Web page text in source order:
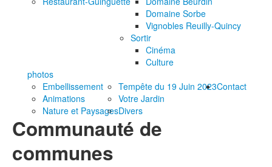
Domaine Sorbe
Vignobles Reuilly-Quincy
Sortir
Cinéma
Culture
photos
Embellissement
Animations
Nature et Paysages
Tempête du 19 Juin 2023
Votre Jardin
Divers
Contact
Communauté de
communes